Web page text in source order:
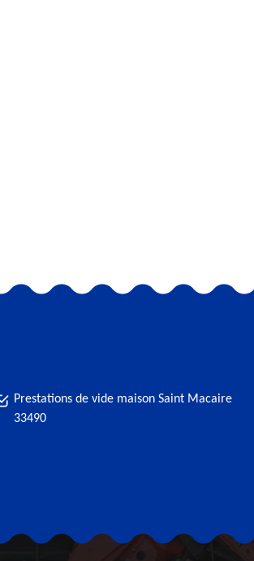
Prestations de vide maison Saint Macaire
33490